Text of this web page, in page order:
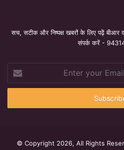
सच, सटीक और निष्पक्ष खबरों के लिए पढ़ें
संपर्क करें -
your
Email
© Copyright 2026, All Rights